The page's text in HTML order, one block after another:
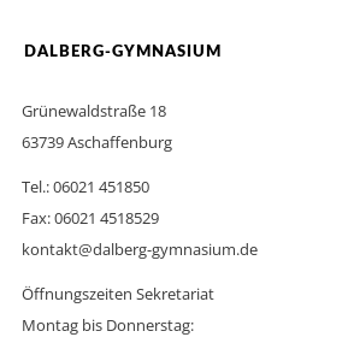
DALBERG-GYMNASIUM
Grünewaldstraße 18
63739 Aschaffenburg
Tel.: 06021 451850
Fax: 06021 4518529
kontakt@dalberg-gymnasium.de
Öffnungszeiten Sekretariat
Montag bis Donnerstag: